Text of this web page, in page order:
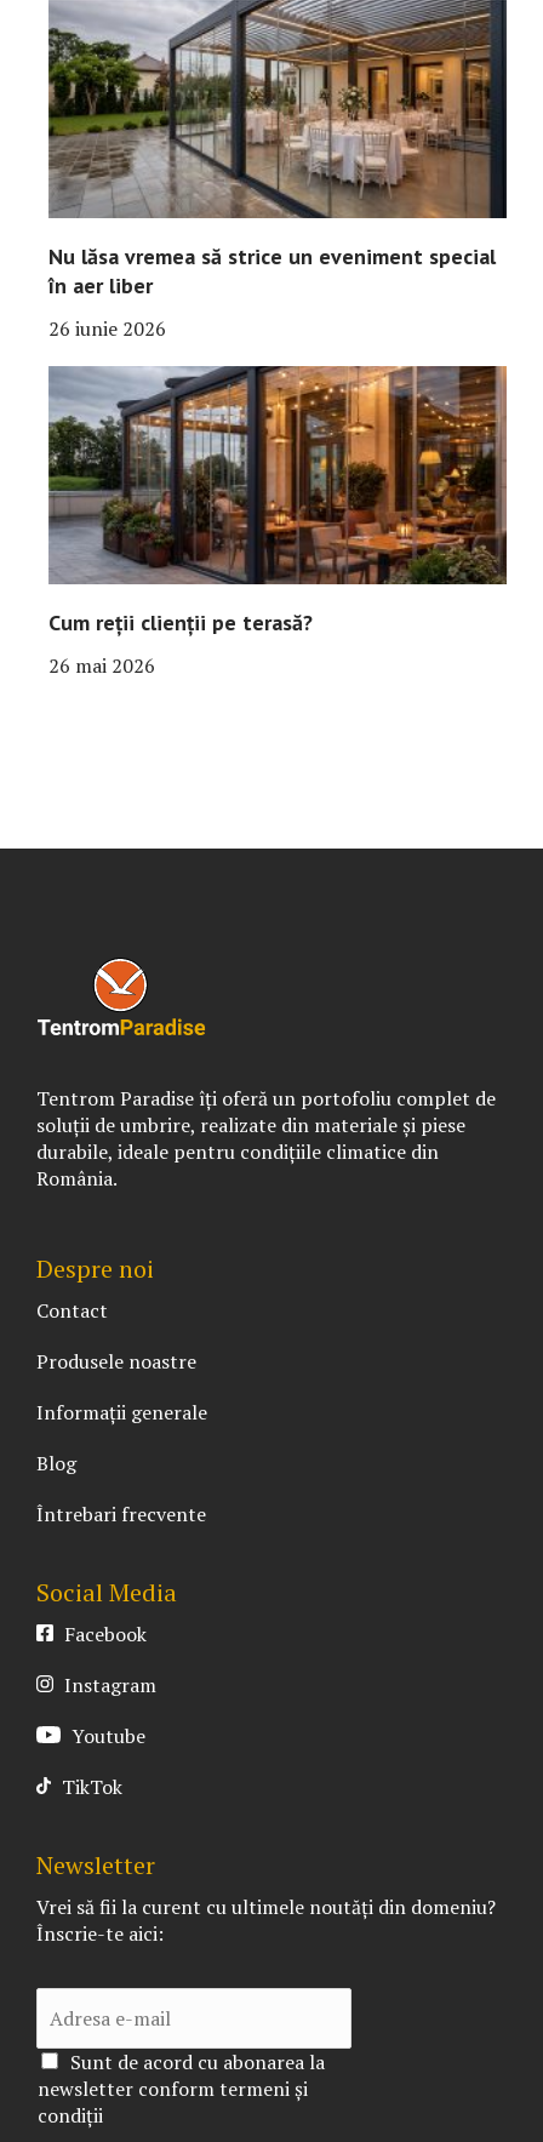
Nu lăsa vremea să strice un eveniment special
în aer liber
26 iunie 2026
Cum reții clienții pe terasă?
26 mai 2026
Tentrom Paradise îți oferă un portofoliu complet de
soluții de umbrire, realizate din materiale și piese
durabile, ideale pentru condițiile climatice din
România.
Despre noi
Contact
Produsele noastre
Informații generale
Blog
Întrebari frecvente
Social Media
Facebook
Instagram
Youtube
TikTok
Newsletter
Vrei să fii la curent cu ultimele noutăți din domeniu?
Înscrie-te aici:
Sunt de acord cu abonarea la
newsletter conform termeni și
condiții